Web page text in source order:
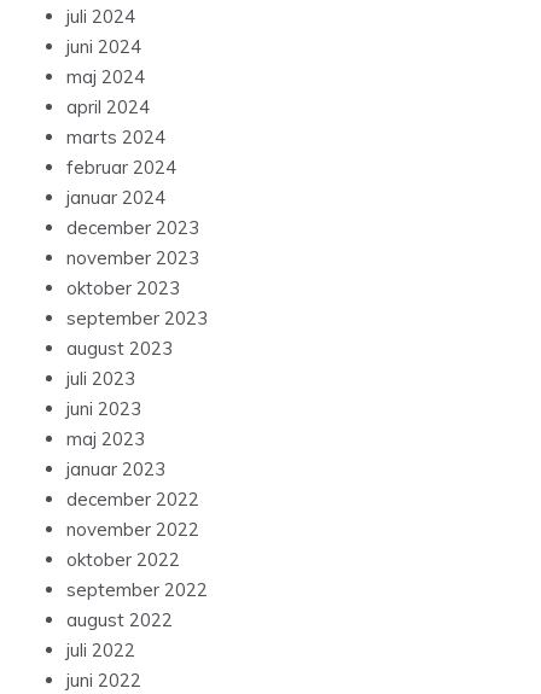
juli 2024
juni 2024
maj 2024
april 2024
marts 2024
februar 2024
januar 2024
december 2023
november 2023
oktober 2023
september 2023
august 2023
juli 2023
juni 2023
maj 2023
januar 2023
december 2022
november 2022
oktober 2022
september 2022
august 2022
juli 2022
juni 2022